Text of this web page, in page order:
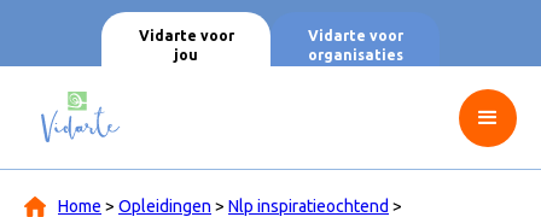
Vidarte voor
jou
Vidarte voor
organisaties
Home > Opleidingen > Nlp inspiratieochtend >